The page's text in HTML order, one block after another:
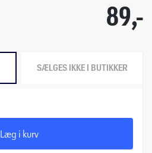
89,-
SÆLGES IKKE I BUTIKKER
Læg i kurv